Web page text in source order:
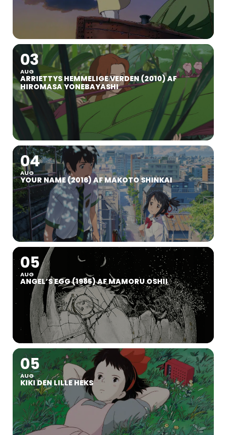
03
AUG
ARRIETTYS HEMMELIGE VERDEN (2010) AF
HIROMASA YONEBAYASHI
04
AUG
YOUR NAME (2016) AF MAKOTO SHINKAI
05
AUG
ANGEL’S EGG (1985) AF MAMORU OSHII
05
AUG
KIKI DEN LILLE HEKS